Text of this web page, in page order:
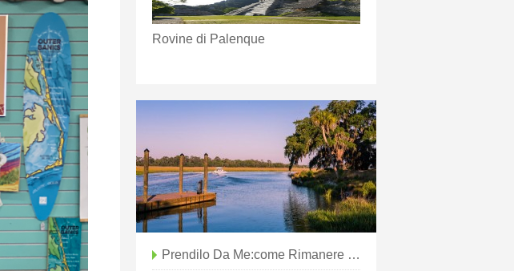
Rovine di Palenque
Prendilo Da Me:come Rimanere Sano Di Mente Durante Una Vacanza In Famiglia